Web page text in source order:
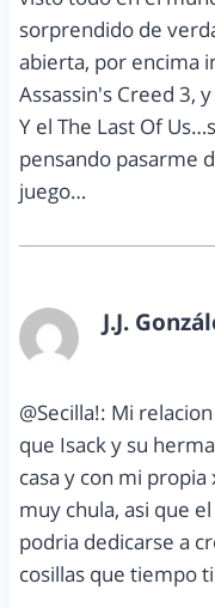
sorprendido de
abierta, por encima
Assassin's Creed 3,
Y el The Last Of
pensando pasarme
juego…
J.J.
@Secilla!: Mi
que Isack y su
casa y con mi
muy chula, asi que
podria dedicarse a
cosillas que tiempo